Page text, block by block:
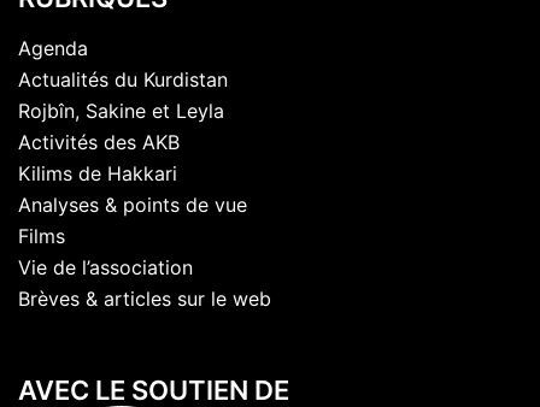
Agenda
Actualités du Kurdistan
Rojbîn, Sakine et Leyla
Activités des AKB
Kilims de Hakkari
Analyses & points de vue
Films
Vie de l’association
Brèves & articles sur le web
AVEC LE SOUTIEN DE